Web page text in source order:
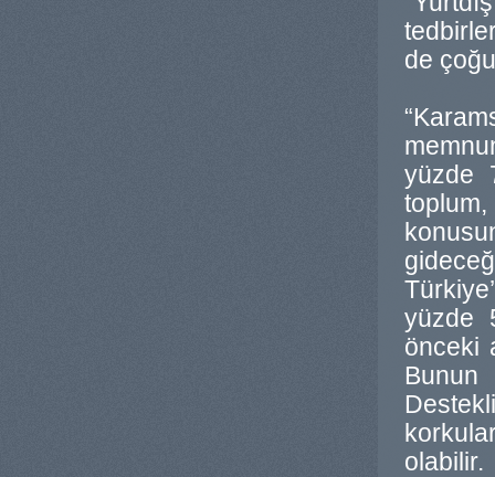
de
yüzde
toplum,
yüzde
önceki
Bunun
olabilir.